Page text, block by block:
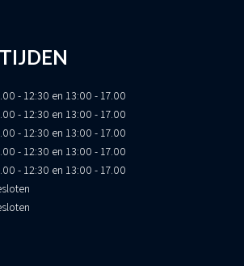
- 12:30 en 13:00 - 17.00
- 12:30 en 13:00 - 17.00
- 12:30 en 13:00 - 17.00
- 12:30 en 13:00 - 17.00
- 12:30 en 13:00 - 17.00